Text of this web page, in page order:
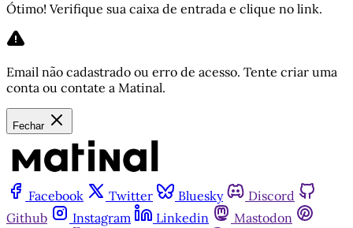
Ótimo! Verifique sua caixa de entrada e clique no link.
Email não cadastrado ou erro de acesso. Tente criar uma
conta ou contate a Matinal.
Fechar
Facebook Twitter Bluesky
Discord
Github
Instagram Linkedin
Mastodon